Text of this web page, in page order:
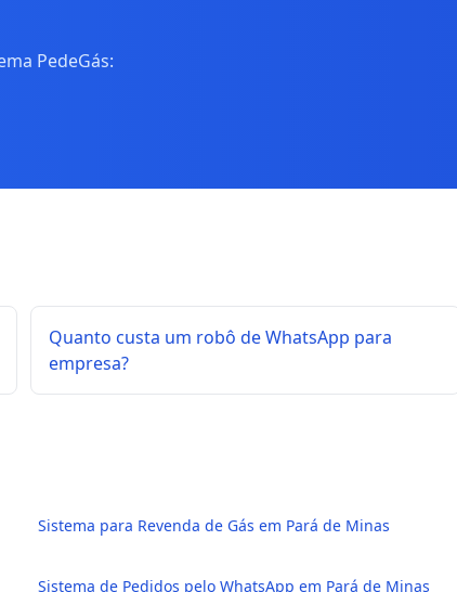
PedeGás:
Quanto custa um robô de WhatsApp para
empresa?
Sistema para Revenda de Gás em Pará de Minas
Sistema de Pedidos pelo WhatsApp em Pará de Minas